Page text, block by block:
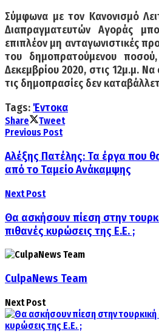
Σύμφωνα με τον Κανονισμό
Διαπραγματευτών Αγοράς
επιπλέον μη ανταγωνιστικές
του δημοπρατούμενου
Δεκεμβρίου 2020, στις 12μ.μ.
τις δημοπρασίες δεν
Tags: Έντοκα
Share
Tweet
Previous Post
Αλέξης Πατέλης: Τα έργα που
από το Ταμείο Ανάκαμψης
Next Post
Θα ασκήσουν πίεση στην
πιθανές κυρώσεις της Ε.Ε. ;
CulpaNews Team
Next Post